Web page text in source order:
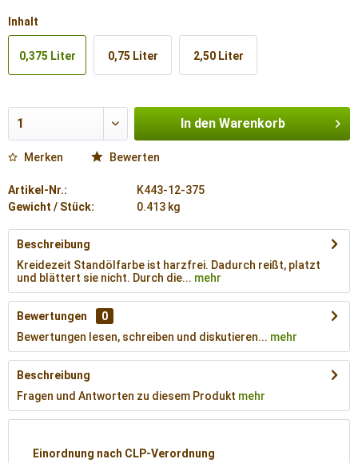
Inhalt
0,375 Liter 0,75 Liter 2,50 Liter
In den Warenkorb
Merken Bewerten
Artikel-Nr.:
K443-12-375
Gewicht / Stück:
0.413 kg
Beschreibung
Kreidezeit Standölfarbe ist harzfrei. Dadurch reißt, platzt
und blättert sie nicht. Durch die... mehr
Bewertungen
0
Bewertungen lesen, schreiben und diskutieren... mehr
Beschreibung
Fragen und Antworten zu diesem Produkt mehr
Einordnung nach CLP-Verordnung